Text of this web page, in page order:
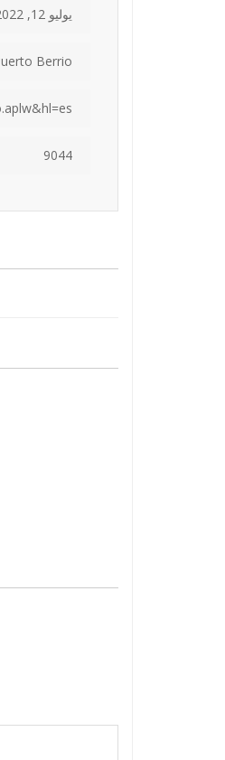
يوليو 12, 2022
Berrio
9044